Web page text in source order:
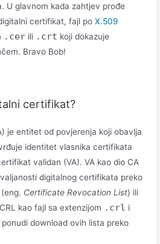
U glavnom kada zahtjev prođe
certifikat, fajl poX.509
.cer ili .crt koji dokazuje
Bravo Bob!
certifikat?
je entitet od povjerenja koji obavlja
identitet vlasnika certifikata
validan (VA). VA kao dio CA
digitalnog certifikata preko
Certificate Revocation List) ili
kao fajl sa extenzijom .crl i
download ovih lista preko